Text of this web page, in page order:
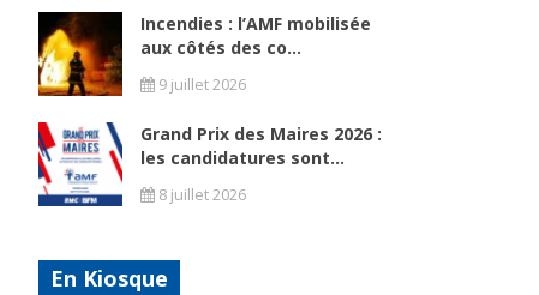
Incendies : l’AMF mobilisée
aux côtés des co...
9 juillet 2026
Grand Prix des Maires 2026 :
les candidatures sont...
8 juillet 2026
En Kiosque